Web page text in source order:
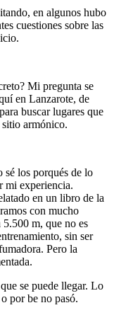
en algunos hubo
cuestiones sobre las
Mi pregunta se
en Lanzarote, de
buscar lugares que
sitio armónico.
los porqués de lo
mi experiencia.
en un libro de la
con mucho
5.500 m, que no es
sin ser
Pero la
se puede llegar. Lo
por be no pasó.